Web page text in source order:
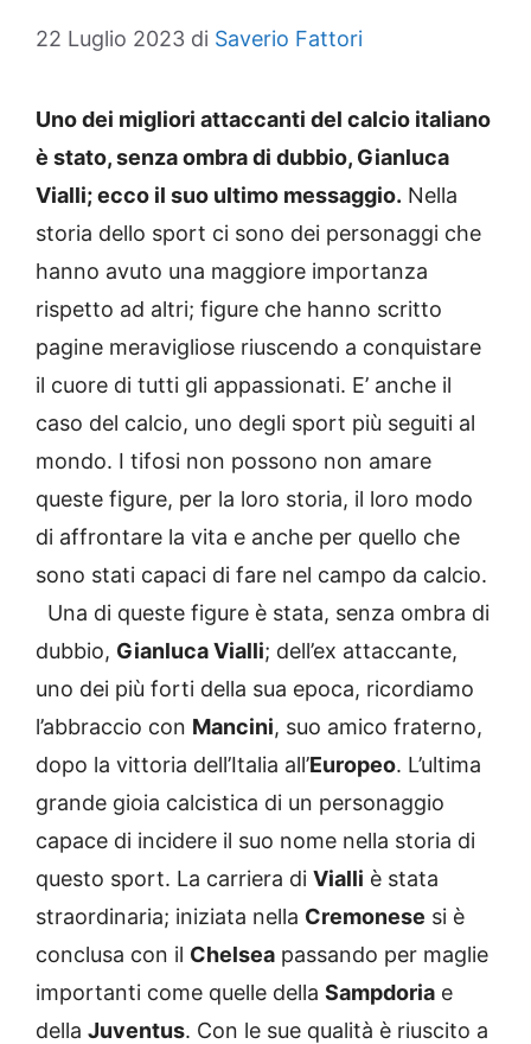
22 Luglio 2023 di Saverio Fattori
Uno dei migliori attaccanti del calcio italiano
è stato, senza ombra di dubbio, Gianluca
Vialli; ecco il suo ultimo messaggio. Nella
storia dello sport ci sono dei personaggi che
hanno avuto una maggiore importanza
rispetto ad altri; figure che hanno scritto
pagine meravigliose riuscendo a conquistare
il cuore di tutti gli appassionati. E’ anche il
caso del calcio, uno degli sport più seguiti al
mondo. I tifosi non possono non amare
queste figure, per la loro storia, il loro modo
di affrontare la vita e anche per quello che
sono stati capaci di fare nel campo da calcio.
Una di queste figure è stata, senza ombra di
dubbio, Gianluca Vialli; dell’ex attaccante,
uno dei più forti della sua epoca, ricordiamo
l’abbraccio con Mancini, suo amico fraterno,
dopo la vittoria dell’Italia all’Europeo. L’ultima
grande gioia calcistica di un personaggio
capace di incidere il suo nome nella storia di
questo sport. La carriera di Vialli è stata
straordinaria; iniziata nella Cremonese si è
conclusa con il Chelsea passando per maglie
importanti come quelle della Sampdoria e
della Juventus. Con le sue qualità è riuscito a